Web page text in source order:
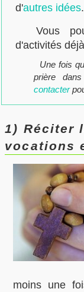
d'autres idées.
Vous
d'activités
Une fois
prière
contacter
1) Réciter
vocations
moins une